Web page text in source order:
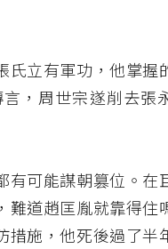
氏立有軍功，他掌握
，周世宗遂削去張
有可能謀朝篡位。在
難道趙匡胤就靠得住
措施，他死後過了半